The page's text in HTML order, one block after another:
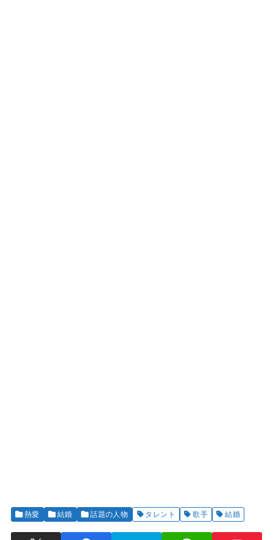
熱愛 結婚 話題の人物 タレント 歌手 結婚